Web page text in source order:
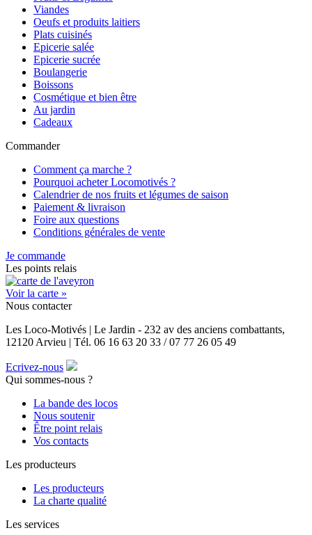
Viandes
Oeufs et produits laitiers
Plats cuisinés
Epicerie salée
Epicerie sucrée
Boulangerie
Boissons
Cosmétique et bien être
Au jardin
Cadeaux
Commander
Comment ça marche ?
Pourquoi acheter Locomotivés ?
Calendrier de nos fruits et légumes de saison
Paiement & livraison
Foire aux questions
Conditions générales de vente
Je commande
Les points relais
Voir la carte »
Nous contacter
Les Loco-Motivés | Le Jardin - 232 av des anciens combattants,
12120 Arvieu | Tél. 06 16 63 20 33 / 07 77 26 05 49
Ecrivez-nous
Qui sommes-nous ?
La bande des locos
Nous soutenir
Être point relais
Vos contacts
Les producteurs
Les producteurs
La charte qualité
Les services